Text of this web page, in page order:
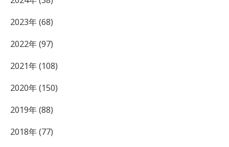
2023年 (68)
2022年 (97)
2021年 (108)
2020年 (150)
2019年 (88)
2018年 (77)